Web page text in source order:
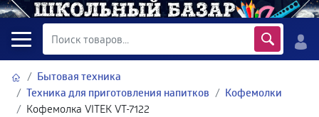
Бытовая техника
Техника для приготовления напитков
Кофемолки
Кофемолка VITEK VT-7122